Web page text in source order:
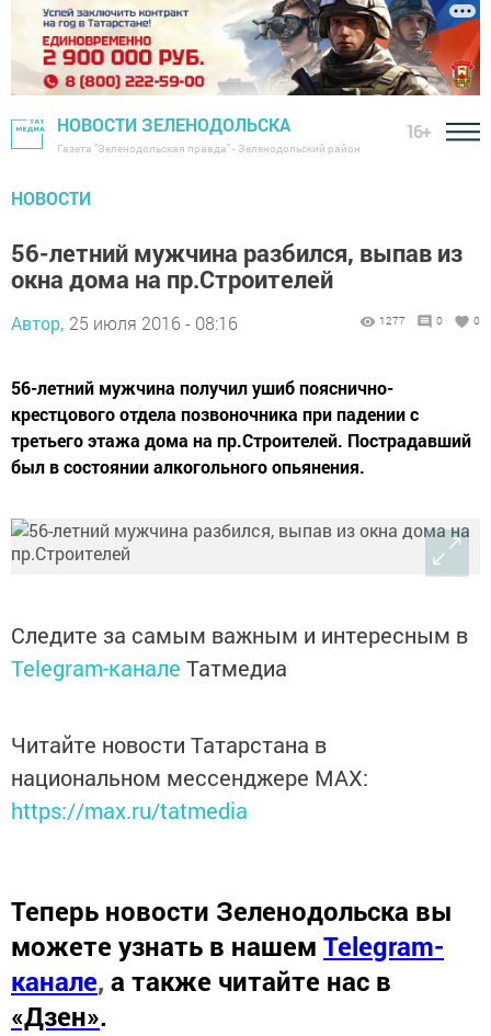
НОВОСТИ ЗЕЛЕНОДОЛЬСКА
Газета "Зеленодольская правда" - Зеленодольский район
16+
НОВОСТИ
56-летний мужчина разбился, выпав из
окна дома на пр.Строителей
Автор, 25 июля 2016 - 08:16 1277 0 0
56-летний мужчина получил ушиб пояснично-
крестцового отдела позвоночника при падении с
третьего этажа дома на пр.Строителей. Пострадавший
был в состоянии алкогольного опьянения.
Следите за самым важным и интересным в
Telegram-канале Татмедиа
Читайте новости Татарстана в
национальном мессенджере MАХ:
https://max.ru/tatmedia
Теперь новости Зеленодольска вы
можете узнать в нашем Telegram-
канале, а также читайте нас в
«Дзен».